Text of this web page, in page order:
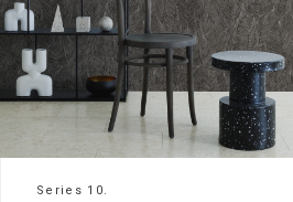
Series 10.